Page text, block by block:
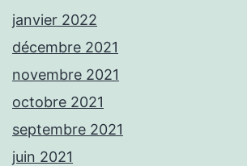
janvier 2022
décembre 2021
novembre 2021
octobre 2021
septembre 2021
juin 2021